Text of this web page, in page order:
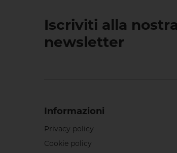
Iscriviti alla nostra
newsletter
Informazioni
Privacy policy
Cookie policy